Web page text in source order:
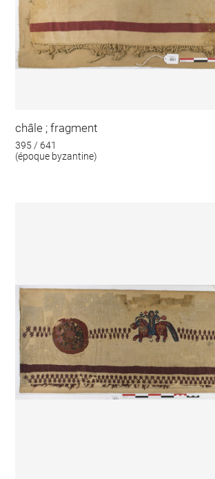
châle ; fragment
395 / 641
(époque byzantine)